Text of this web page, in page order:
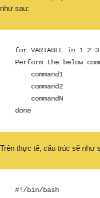
như sau:
for VARIABLE in 1 2
Perform the below
command1
command2
commandN
done
Trên thực tế, cấu trúc sẽ như
#!/bin/bash